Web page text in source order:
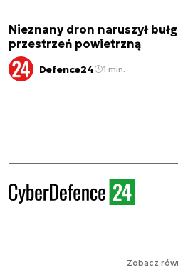
Nieznany dron naruszył
przestrzeń powietrzną
Defence24 1 min.
Zobacz